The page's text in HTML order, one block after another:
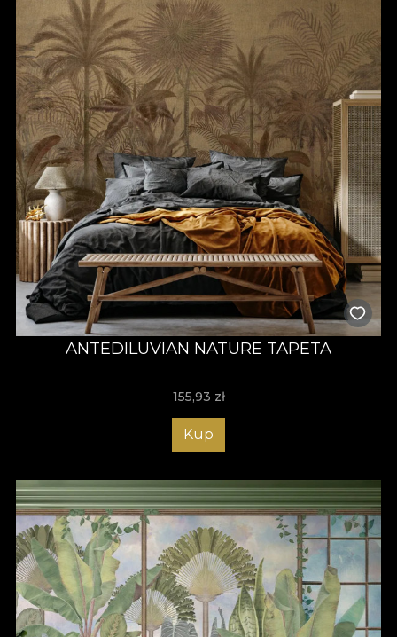
ANTEDILUVIAN NATURE TAPETA
155,93 zł
Kup